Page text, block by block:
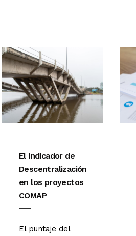
El indicador de
Descentralización
en los proyectos
COMAP
El puntaje del